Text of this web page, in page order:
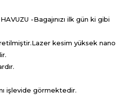
-Bagajınızı ilk gün ki gibi
kesim yüksek nano
işlevide görmektedir.